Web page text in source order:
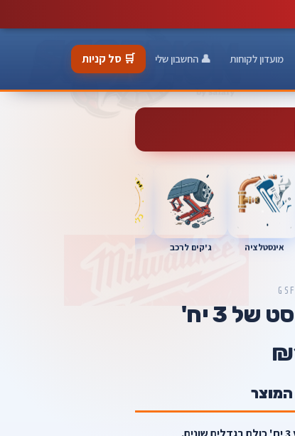
מועדון לקוחות 👤 החשבון שלי 🛒 סל קניות
אינסטלציה ג'קים לרכב
3 יח'
המוצר